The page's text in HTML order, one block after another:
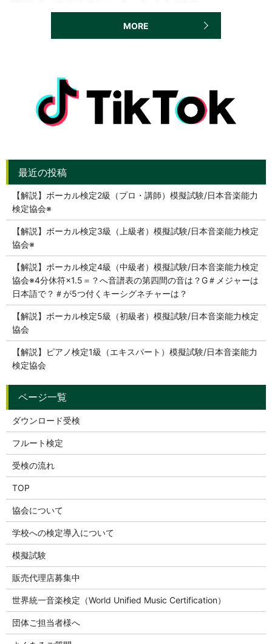
MORE
【解説】ボーカル検定2級（プロ・講師）模擬試験/日本音楽能力
検定協会※
【解説】ボーカル検定3級（上級者）模擬試験/日本音楽能力検定
協会※
【解説】ボーカル検定4級（中級者）模擬試験/日本音楽能力検定
協会※4分休符×1.5＝？へ音譜表の第四間の音は？G＃メジャーは
日本語で？＃が5つ付くキーシグネチャーは？
【解説】ボーカル検定5級（初級者）模擬試験/日本音楽能力検定
協会
【解説】ピアノ検定1級（エキスパート）模擬試験/日本音楽能力
検定協会
ダウンロード受検
フルート検定
受検の流れ
TOP
協会について
学校への検定導入について
模擬試験
販売代理店募集中
世界統一音楽検定（World Unified Music Certification）
団体ご担当者様へ